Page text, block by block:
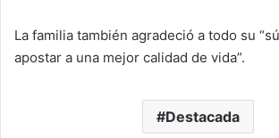
La familia también agradeció a todo su
apostar a una mejor calidad de vida”.
Destacada